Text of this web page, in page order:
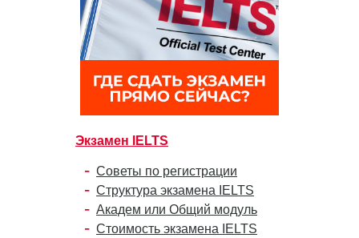
Экзамен IELTS
Советы по регистрации
Структура экзамена IELTS
Академ или Общий модуль
Стоимость экзамена IELTS